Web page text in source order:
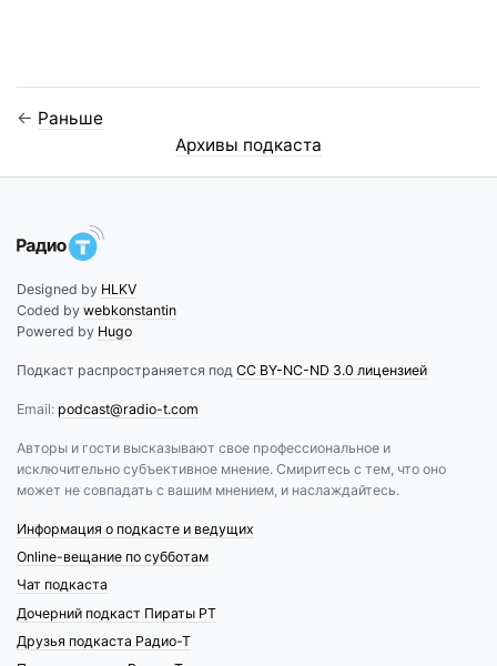
← Раньше
Архивы подкаста
Designed by HLKV
Coded by webkonstantin
Powered by Hugo
Подкаст распространяется под CC BY-NC-ND 3.0 лицензией
Email: podcast@radio-t.com
Авторы и гости высказывают свое профессиональное и
исключительно субъективное мнение. Смиритесь с тем, что оно
может не совпадать с вашим мнением, и наслаждайтесь.
Информация о подкасте и ведущих
Online-вещание по субботам
Чат подкаста
Дочерний подкаст Пираты РТ
Друзья подкаста Радио-Т